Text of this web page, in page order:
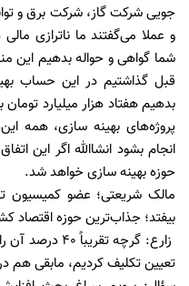
جویی شرکت گاز، شرکت برق و
و عملا می‌گفتند ما ناترازی مالی
شما گواهی و حواله بدهیم این
قبل گذاشتیم در این حساب
انجام بشود انشاالله اگر این
حوزه بهینه سازی خواهد شد.
مالک شریعتی؛ عضو کمیسیون
بیفتد؛ جذاب‌ترین حوزه اقتصاد
تعیین تکلیف کردیم، مابقی هم